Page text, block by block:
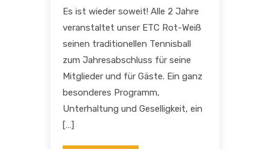
Es ist wieder soweit! Alle 2 Jahre
veranstaltet unser ETC Rot-Weiß
seinen traditionellen Tennisball
zum Jahresabschluss für seine
Mitglieder und für Gäste. Ein ganz
besonderes Programm,
Unterhaltung und Geselligkeit, ein
[…]